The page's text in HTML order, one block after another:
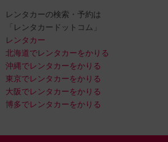
レンタカーの検索・予約は
「レンタカードットコム」
レンタカー
北海道でレンタカーをかりる
沖縄でレンタカーをかりる
東京でレンタカーをかりる
大阪でレンタカーをかりる
博多でレンタカーをかりる